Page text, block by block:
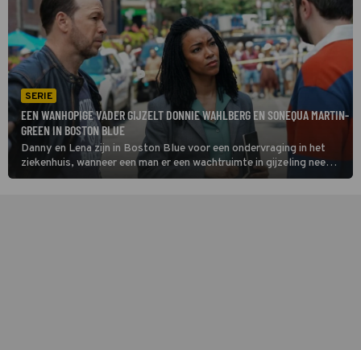
SERIE
EEN WANHOPIGE VADER GIJZELT DONNIE WAHLBERG EN SONEQUA MARTIN-
GREEN IN BOSTON BLUE
Danny en Lena zijn in Boston Blue voor een ondervraging in het
ziekenhuis, wanneer een man er een wachtruimte in gijzeling neemt.
Het is een wanhopige vader die gelooft dat de transplantatielever